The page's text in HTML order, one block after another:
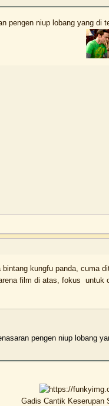
pengen niup lobang yang
kungfu panda, cuma
film di atas, fokus
pengen niup lobang
Gadis Cantik Keserupan